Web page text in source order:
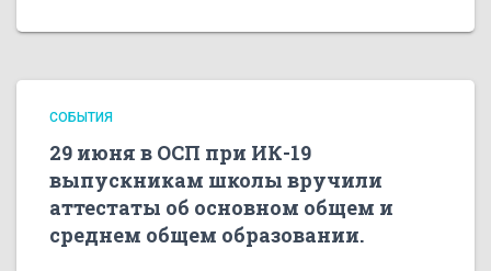
СОБЫТИЯ
29 июня в ОСП при ИК-19
выпускникам школы вручили
аттестаты об основном общем и
среднем общем образовании.